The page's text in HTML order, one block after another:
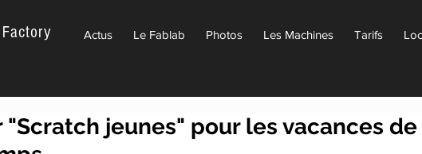
Actus Le Fablab Photos Les Machines Tarifs
"Scratch jeunes" pour les vacances de